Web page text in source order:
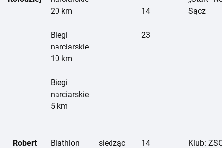
20 km
Biegi
narciarskie
10 km
Biegi
narciarskie
5 km
14
23
Sącz
Robert
Biathlon
siedząc 14
Klub: